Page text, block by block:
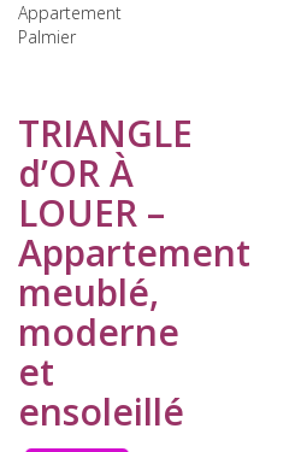
Appartement
Palmier
TRIANGLE
d’OR À
LOUER –
Appartement
meublé,
moderne
et
ensoleillé